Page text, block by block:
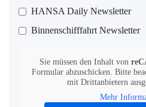
HANSA Daily Newsletter
Binnenschifffahrt Newsletter
Sie müssen den Inhalt von
Formular abzuschicken. Bitte
mit Drittanbietern
Mehr